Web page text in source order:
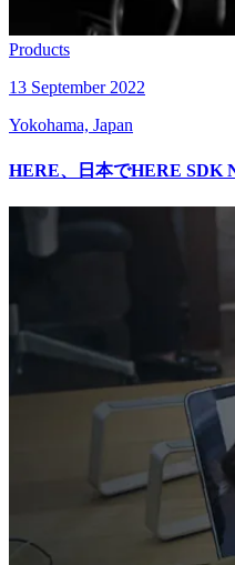
Products
13 September 2022
Yokohama, Japan
HERE、日本でHERE SDK